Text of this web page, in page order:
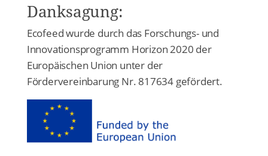
Danksagung:
Ecofeed wurde durch das Forschungs- und
Innovationsprogramm Horizon 2020 der
Europäischen Union unter der
Fördervereinbarung Nr. 817634 gefördert.